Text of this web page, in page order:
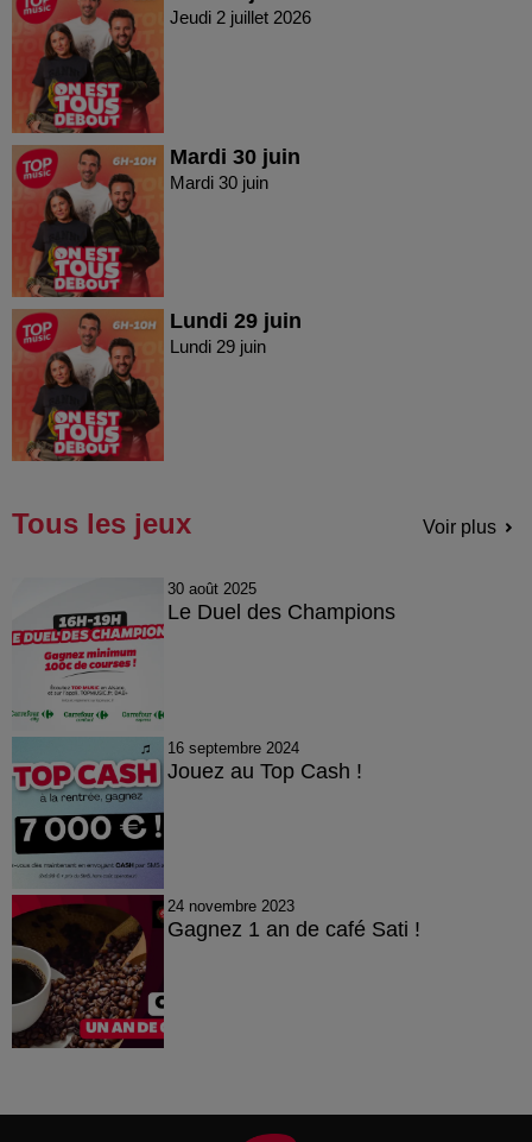
Jeudi 2 juillet 2026
Mardi 30 juin
Mardi 30 juin
Lundi 29 juin
Lundi 29 juin
Tous les jeux Voir plus
30 août 2025
Le Duel des Champions
16 septembre 2024
Jouez au Top Cash !
24 novembre 2023
Gagnez 1 an de café Sati !